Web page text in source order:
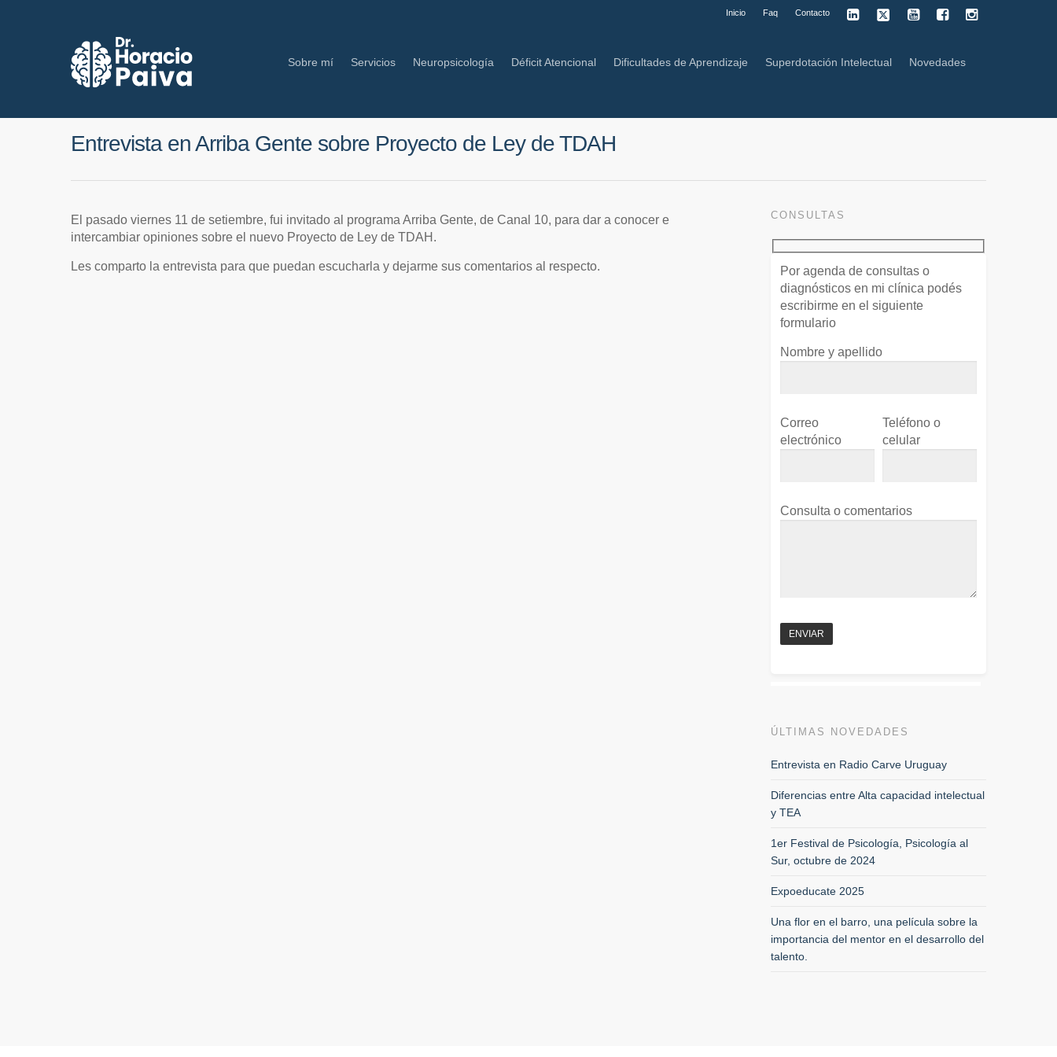
Inicio Faq Contacto
Sobre mí Servicios Neuropsicología Déficit Atencional Dificultades de Aprendizaje Superdotación Intelectual Novedades
Entrevista en Arriba Gente sobre Proyecto de Ley de TDAH
El pasado viernes 11 de setiembre, fui invitado al programa Arriba Gente, de Canal 10, para dar a conocer e
intercambiar opiniones sobre el nuevo Proyecto de Ley de TDAH.
Les comparto la entrevista para que puedan escucharla y dejarme sus comentarios al respecto.
CONSULTAS
Por agenda de consultas o
diagnósticos en mi clínica podés
escribirme en el siguiente
formulario
Nombre y apellido
Correo
electrónico
Teléfono o
celular
Consulta o comentarios
ÚLTIMAS NOVEDADES
Entrevista en Radio Carve Uruguay
Diferencias entre Alta capacidad intelectual
y TEA
1er Festival de Psicología, Psicología al
Sur, octubre de 2024
Expoeducate 2025
Una flor en el barro, una película sobre la
importancia del mentor en el desarrollo del
talento.